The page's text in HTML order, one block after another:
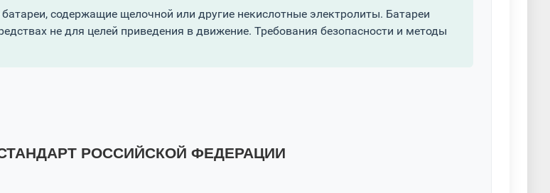
содержащие щелочной или другие некислотные электролиты. Батареи
не для целей приведения в движение. Требования безопасности и методы